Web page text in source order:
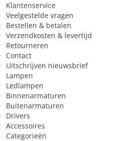
Klantenservice
Veelgestelde vragen
Bestellen & betalen
Verzendkosten & levertijd
Retourneren
Contact
Uitschrijven nieuwsbrief
Lampen
Ledlampen
Binnenarmaturen
Buitenarmaturen
Drivers
Accessoires
Categorieën